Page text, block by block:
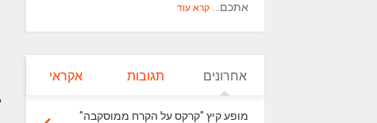
אתכם... קרא עוד
אחרונים תגובות אקראי
מופע קיץ "קרקס על הקרח ממוסקבה"